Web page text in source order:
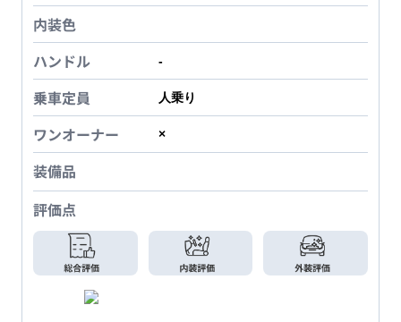
内装色
ハンドル
-
乗車定員 人乗り
ワンオーナー ×
装備品
評価点